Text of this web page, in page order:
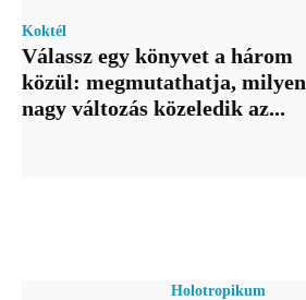
Koktél
Válassz egy könyvet a három
közül: megmutathatja, milyen
nagy változás közeledik az...
Holotropikum